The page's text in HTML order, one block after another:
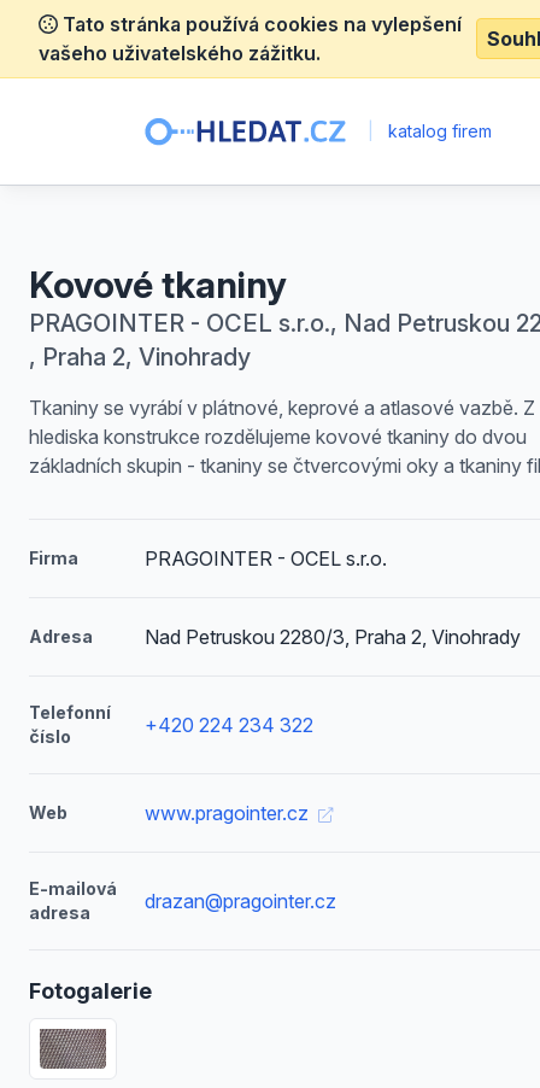
Tato stránka používá cookies na vylepšení
vašeho uživatelského zážitku.
katalog firem
Kovové tkaniny
PRAGOINTER - OCEL s.r.o., Nad Petruskou
, Praha 2, Vinohrady
Tkaniny se vyrábí v plátnové, keprové a atlasové vazbě. Z
hlediska konstrukce rozdělujeme kovové tkaniny do dvou
základních skupin - tkaniny se čtvercovými oky a tkaniny
Firma PRAGOINTER - OCEL s.r.o.
Adresa Nad Petruskou 2280/3, Praha 2, Vinohrady
Telefonní
číslo
+420 224 234 322
Web www.pragointer.cz
E-mailová
adresa
drazan@pragointer.cz
Fotogalerie